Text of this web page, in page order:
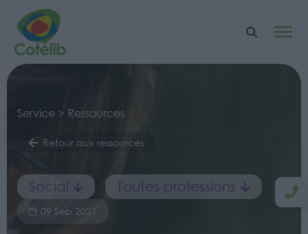
Service > Ressources
Retour aux ressources
Social Toutes professions
09 Sep 2021